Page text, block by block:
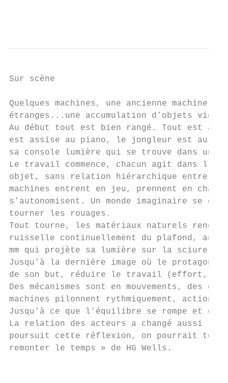
Sur scène
Quelques machines, une ancienne machine
étranges...une accumulation d’objets
Au début tout est bien rangé. Tout est à
est assise au piano, le jongleur est au
sa console lumière qui se trouve dans un
Le travail commence, chacun agit dans
objet, sans relation hiérarchique entre
machines entrent en jeu, prennent en
s’autonomisent. Un monde imaginaire se
tourner les rouages.
Tout tourne, les matériaux naturels
ruisselle continuellement du plafond,
mm qui projète sa lumière sur la sciure
Jusqu’à la dernière image où le
de son but, réduire le travail (effort,
Des mécanismes sont en mouvements, des
machines pilonnent rythmiquement,
Jusqu’à ce que l’équilibre se rompe et
La relation des acteurs a changé aussi :
poursuit cette réflexion, on pourrait
remonter le temps » de HG Wells.